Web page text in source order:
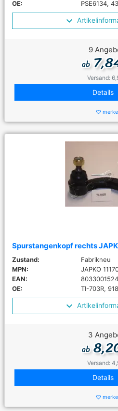
OE:
PSE6134,
9
ab
Versand:
Details
favorite_border
Spurstangenkopf rechts
Zustand:
Fabrikneu
MPN:
JAPKO
EAN:
OE:
TI-703R,
3
ab
Versand:
Details
favorite_border